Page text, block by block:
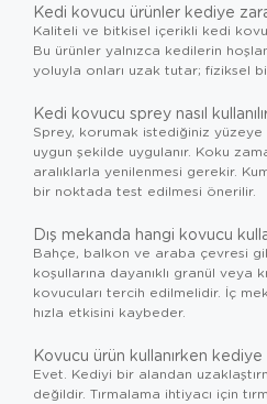
Kedi kovucu ürünler kediye
Kaliteli ve bitkisel içerikli kedi
Bu ürünler yalnızca kedilerin
yoluyla onları uzak tutar; fiziksel
Kedi kovucu sprey nasıl
Sprey, korumak istediğiniz
uygun şekilde uygulanır. Koku
aralıklarla yenilenmesi gerekir.
bir noktada test edilmesi önerilir.
Dış mekanda hangi kovucu
Bahçe, balkon ve araba çevresi
koşullarına dayanıklı granül veya
kovucuları tercih edilmelidir. İç
hızla etkisini kaybeder.
Kovucu ürün kullanırken
Evet. Kediyi bir alandan
değildir. Tırmalama ihtiyacı için